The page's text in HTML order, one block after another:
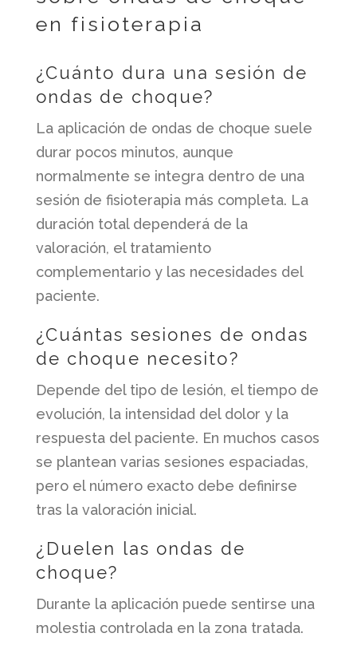
en fisioterapia
¿Cuánto dura una sesión de
ondas de choque?
La aplicación de ondas de choque suele
durar pocos minutos, aunque
normalmente se integra dentro de una
sesión de fisioterapia más completa. La
duración total dependerá de la
valoración, el tratamiento
complementario y las necesidades del
paciente.
¿Cuántas sesiones de ondas
de choque necesito?
Depende del tipo de lesión, el tiempo de
evolución, la intensidad del dolor y la
respuesta del paciente. En muchos casos
se plantean varias sesiones espaciadas,
pero el número exacto debe definirse
tras la valoración inicial.
¿Duelen las ondas de
choque?
Durante la aplicación puede sentirse una
molestia controlada en la zona tratada.